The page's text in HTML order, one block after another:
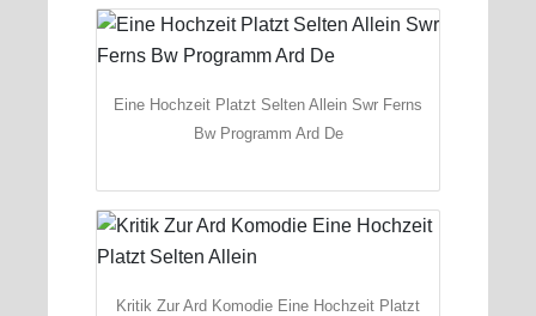
Eine Hochzeit Platzt Selten Allein Swr Ferns
Bw Programm Ard De
Kritik Zur Ard Komodie Eine Hochzeit Platzt